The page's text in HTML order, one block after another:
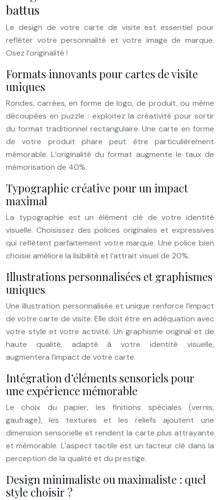
battus
Le design de votre carte de visite est essentiel pour
refléter votre personnalité et votre image de marque.
Osez l’originalité !
Formats innovants pour cartes de visite
uniques
Rondes, carrées, en forme de logo, de produit, ou même
découpées en puzzle : exploitez la créativité pour sortir
du format traditionnel rectangulaire. Une carte en forme
de votre produit phare peut être particulièrement
mémorable. L’originalité du format augmente le taux de
mémorisation de 40%.
Typographie créative pour un impact
maximal
La typographie est un élément clé de votre identité
visuelle. Choisissez des polices originales et expressives
qui reflètent parfaitement votre marque. Une police bien
choisie améliore la lisibilité et l’attrait visuel de 20%.
Illustrations personnalisées et graphismes
uniques
Une illustration personnalisée et unique renforce l’impact
de votre carte de visite. Elle doit être en adéquation avec
votre style et votre activité. Un graphisme original et de
haute qualité, adapté à votre identité visuelle,
augmentera l’impact de votre carte.
Intégration d’éléments sensoriels pour
une expérience mémorable
Le choix du papier, les finitions spéciales (vernis,
gaufrage), les textures et les reliefs ajoutent une
dimension sensorielle et rendent la carte plus attrayante
et mémorable. L’aspect tactile est un facteur clé dans la
perception de la qualité et du prestige.
Design minimaliste ou maximaliste : quel
style choisir ?